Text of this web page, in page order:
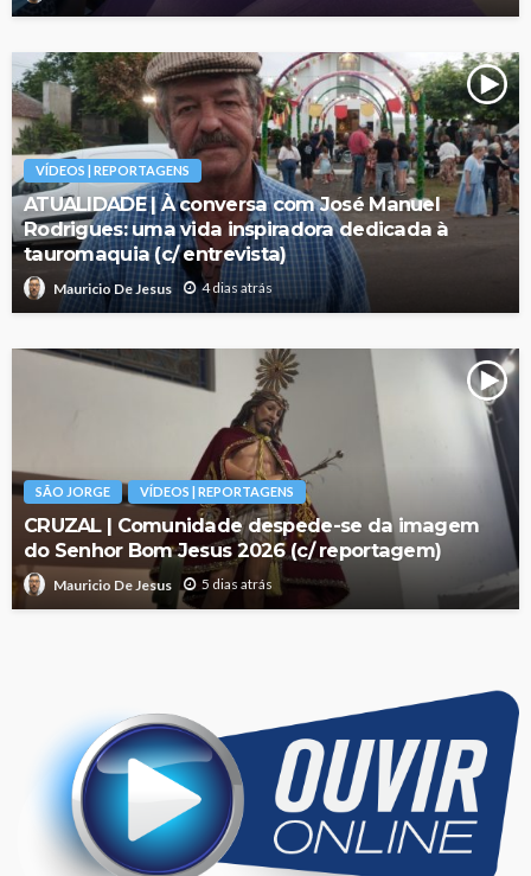
VÍDEOS | REPORTAGENS
ATUALIDADE | À conversa com José Manuel
Rodrigues: uma vida inspiradora dedicada à
tauromaquia (c/ entrevista)
Mauricio De Jesus 4 dias atrás
SÃO JORGE VÍDEOS | REPORTAGENS
CRUZAL | Comunidade despede-se da imagem
do Senhor Bom Jesus 2026 (c/ reportagem)
Mauricio De Jesus 5 dias atrás